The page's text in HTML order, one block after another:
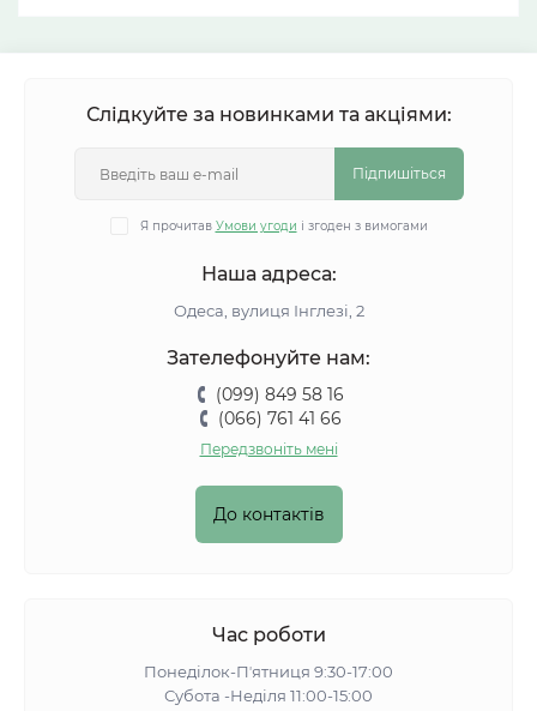
Слідкуйте за новинками та акціями:
Підпишіться
Я прочитав Умови угоди і згоден з вимогами
Наша адреса:
Одеса, вулиця Інглезі, 2
Зателефонуйте нам:
(099) 849 58 16
(066) 761 41 66
Передзвоніть мені
До контактів
Час роботи
Понеділок-Пʼятниця 9:30-17:00
Субота -Неділя 11:00-15:00